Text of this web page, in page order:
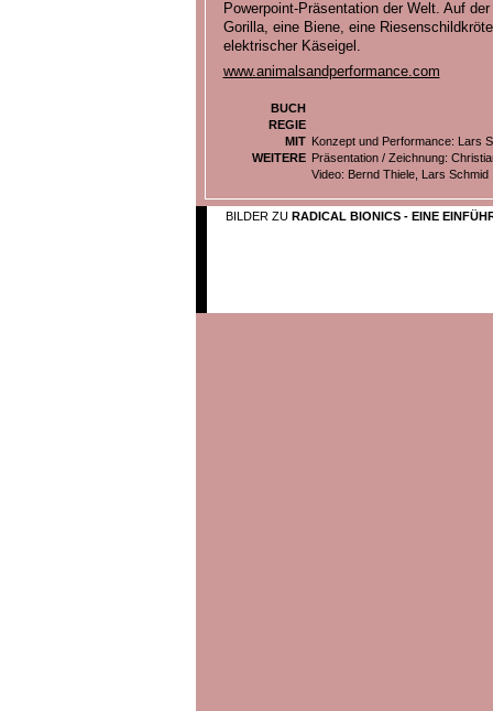
Powerpoint-Präsentation der Welt. Auf
Gorilla, eine Biene, eine
elektrischer Käseigel.
www.animalsandperformance.com
BUCH
REGIE
MIT Konzept und Performance: Lars
WEITERE Präsentation / Zeichnung:
Video: Bernd Thiele, Lars Schmid
BILDER ZU RADICAL BIONICS - EINE